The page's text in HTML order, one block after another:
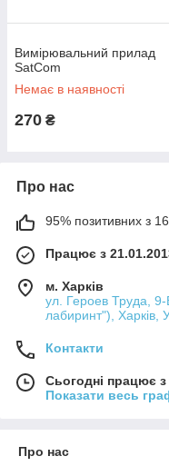
Вимірювальний прилад
SatCom
Немає в наявності
270 ₴
Про нас
95% позитивних з
Працює з
м. Харків
ул. Героев Труда,
лабиринт"), Харків,
Контакти
Сьогодні працює
Показати весь
Про нас